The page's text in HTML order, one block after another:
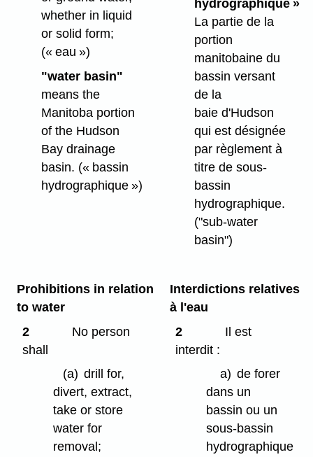
whether in liquid
or solid form;
(« eau »)
"water basin"
means the
Manitoba portion
of the Hudson
Bay drainage
basin. (« bassin
hydrographique »)
hydrographique »
La partie de la
portion
manitobaine du
bassin versant
de la
baie d'Hudson
qui est désignée
par règlement à
titre de sous-
bassin
hydrographique.
("sub-water
basin")
Prohibitions in relation
to water
2
No person
shall
(a) drill for,
divert, extract,
take or store
water for
removal;
Interdictions relatives
à l'eau
2
Il est
interdit :
a) de forer
dans un
bassin ou un
sous-bassin
hydrographique